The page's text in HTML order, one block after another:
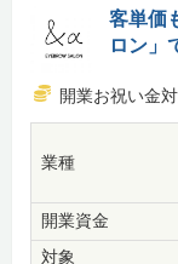
客単価
ロン」
開業お祝い金
業種
開業資金
対象